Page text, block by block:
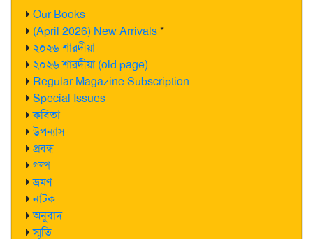
Our Books
(April 2026) New Arrivals*
২০২৬ শারদীয়া
২০২৬ শারদীয়া (old page)
Regular Magazine Subscription
Special Issues
কবিতা
উপন্যাস
প্রবন্ধ
গল্প
ভ্রমণ
নাটক
অনুবাদ
স্মৃতি